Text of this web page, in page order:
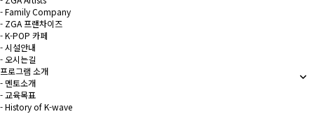
- Family Company
- ZGA 프랜차이즈
- K-POP 카페
- 시설안내
- 오시는길
프로그램 소개
- 멘토소개
- 교육목표
- History of K-wave